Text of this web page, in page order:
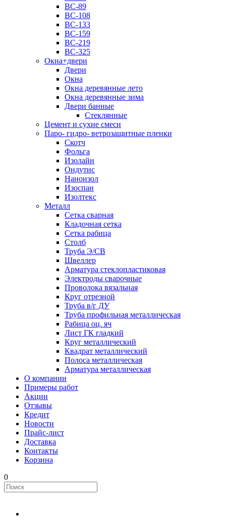
ВС-89
ВС-108
ВС-133
ВС-159
ВС-219
ВС-325
Окна+двери
Двери
Окна
Окна деревянные лето
Окна деревянные зима
Двери банные
Стеклянные
Цемент и сухие смеси
Паро- гидро- ветрозащитные пленки
Скотч
Фольга
Изолайн
Ондутис
Наноизол
Изоспан
Изолтекс
Металл
Сетка сварная
Кладочная сетка
Сетка рабица
Столб
Труба Э/СВ
Швеллер
Арматура стеклопластиковая
Электроды сварочные
Проволока вязальная
Круг отрезной
Труба в/г ДУ
Труба профильная металлическая
Рабица оц. яч
Лист ГК гладкий
Круг металлический
Квадрат металлический
Полоса металлическая
Арматура металлическая
О компании
Примеры работ
Акции
Отзывы
Кредит
Новости
Прайс-лист
Доставка
Контакты
Корзина
0